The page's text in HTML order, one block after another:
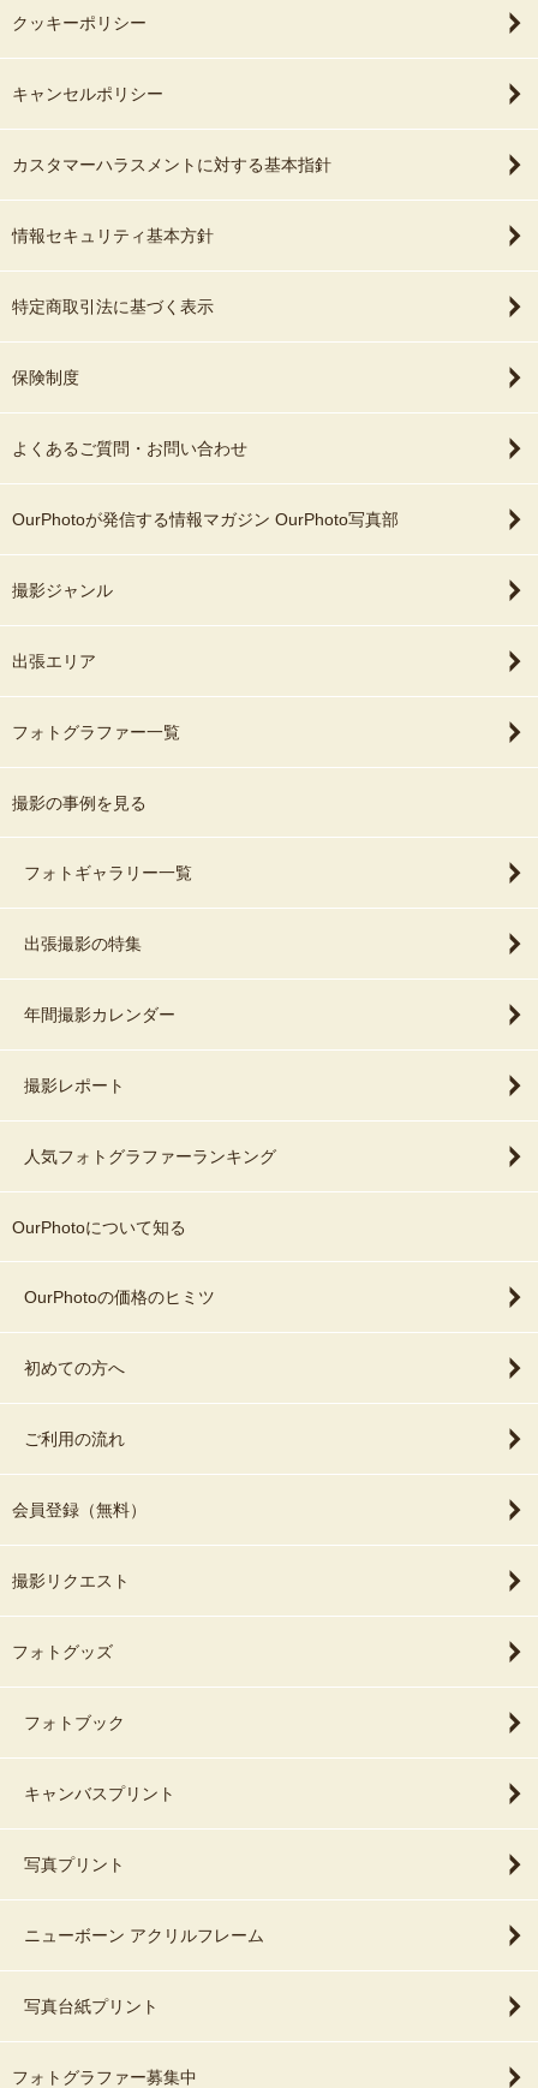
クッキーポリシー
キャンセルポリシー
カスタマーハラスメントに対する基本指針
情報セキュリティ基本方針
特定商取引法に基づく表示
保険制度
よくあるご質問・お問い合わせ
OurPhotoが発信する情報マガジン OurPhoto写真部
撮影ジャンル
出張エリア
フォトグラファー一覧
撮影の事例を見る
フォトギャラリー一覧
出張撮影の特集
年間撮影カレンダー
撮影レポート
人気フォトグラファーランキング
OurPhotoについて知る
OurPhotoの価格のヒミツ
初めての方へ
ご利用の流れ
会員登録（無料）
撮影リクエスト
フォトグッズ
フォトブック
キャンバスプリント
写真プリント
ニューボーン アクリルフレーム
写真台紙プリント
フォトグラファー募集中